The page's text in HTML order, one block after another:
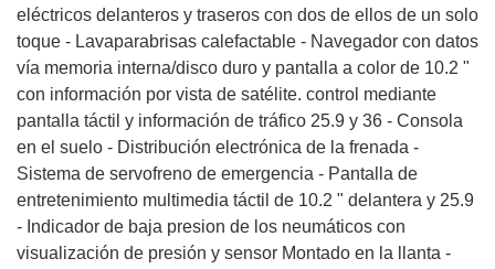
eléctricos delanteros y traseros con dos de ellos de un solo
toque - Lavaparabrisas calefactable - Navegador con datos
vía memoria interna/disco duro y pantalla a color de 10.2 "
con información por vista de satélite. control mediante
pantalla táctil y información de tráfico 25.9 y 36 - Consola
en el suelo - Distribución electrónica de la frenada -
Sistema de servofreno de emergencia - Pantalla de
entretenimiento multimedia táctil de 10.2 " delantera y 25.9
- Indicador de baja presion de los neumáticos con
visualización de presión y sensor Montado en la llanta -